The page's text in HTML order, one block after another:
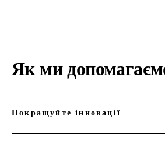
Як ми
Покращуйте інновації